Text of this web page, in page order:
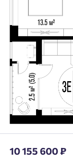
10 155 600 ₽